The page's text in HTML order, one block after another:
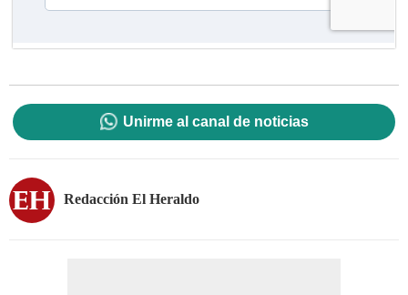
Unirme al canal de noticias
Redacción El Heraldo